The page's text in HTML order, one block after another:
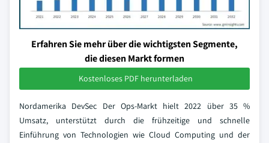
Erfahren Sie mehr über die wichtigsten Segmente,
die diesen Markt formen
Kostenloses PDF herunterladen
Nordamerika DevSec Der Ops-Markt hielt 2022 über 35 %
Umsatz, unterstützt durch die frühzeitige und schnelle
Einführung von Technologien wie Cloud Computing und der